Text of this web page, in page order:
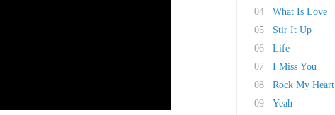
04
What Is Love
05
Stir It Up
06
Life
07
I Miss You
08
Rock My Heart
09
Yeah